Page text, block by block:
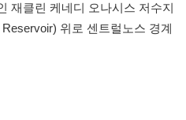
재클린 케네디 오나시스 저수지
위로 센트럴노스 경계